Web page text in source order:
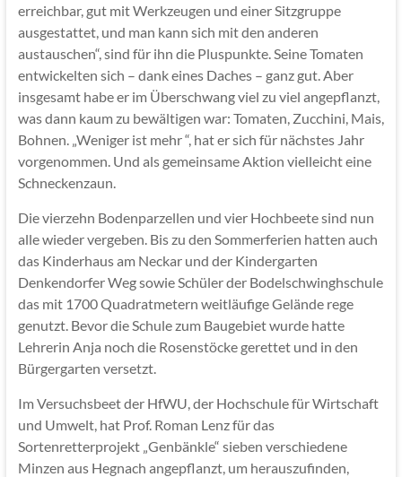
erreichbar, gut mit Werkzeugen und einer Sitzgruppe
ausgestattet, und man kann sich mit den anderen
austauschen“, sind für ihn die Pluspunkte. Seine Tomaten
entwickelten sich – dank eines Daches – ganz gut. Aber
insgesamt habe er im Überschwang viel zu viel angepflanzt,
was dann kaum zu bewältigen war: Tomaten, Zucchini, Mais,
Bohnen. „Weniger ist mehr “, hat er sich für nächstes Jahr
vorgenommen. Und als gemeinsame Aktion vielleicht eine
Schneckenzaun.
Die vierzehn Bodenparzellen und vier Hochbeete sind nun
alle wieder vergeben. Bis zu den Sommerferien hatten auch
das Kinderhaus am Neckar und der Kindergarten
Denkendorfer Weg sowie Schüler der Bodelschwinghschule
das mit 1700 Quadratmetern weitläufige Gelände rege
genutzt. Bevor die Schule zum Baugebiet wurde hatte
Lehrerin Anja noch die Rosenstöcke gerettet und in den
Bürgergarten versetzt.
Im Versuchsbeet der HfWU, der Hochschule für Wirtschaft
und Umwelt, hat Prof. Roman Lenz für das
Sortenretterprojekt „Genbänkle“ sieben verschiedene
Minzen aus Hegnach angepflanzt, um herauszufinden,